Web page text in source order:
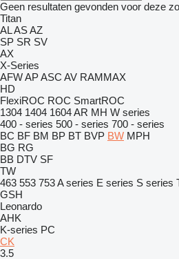
Geen resultaten gevonden voor deze
Titan
ALASAZ
SP SR SV
AX
X-Series
AFWAPASC AV RAMMAX
HD
FlexiROC ROC SmartROC
1304 1404 1604AR MH W series
400 - series 500 - series 700 - series
BC BF BM BP BT BVP BW MPH
BG RG
BB DTV SF
TW
463 553 753A series E series S series
GSH
Leonardo
AHK
K-series PC
CK
3.5